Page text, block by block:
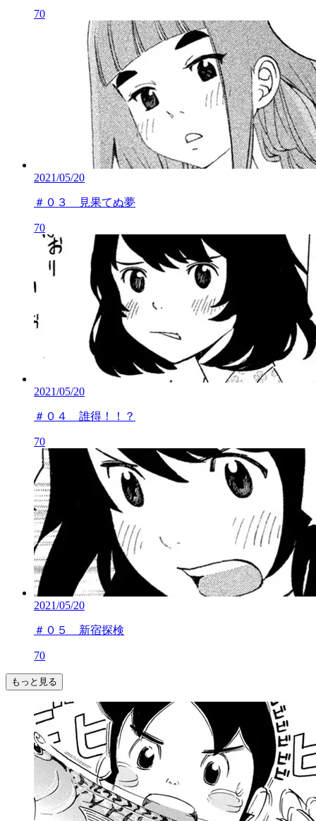
70
2021/05/20
＃０３ 見果てぬ夢
70
2021/05/20
＃０４ 誰得！！？
70
2021/05/20
＃０５ 新宿探検
70
もっと見る